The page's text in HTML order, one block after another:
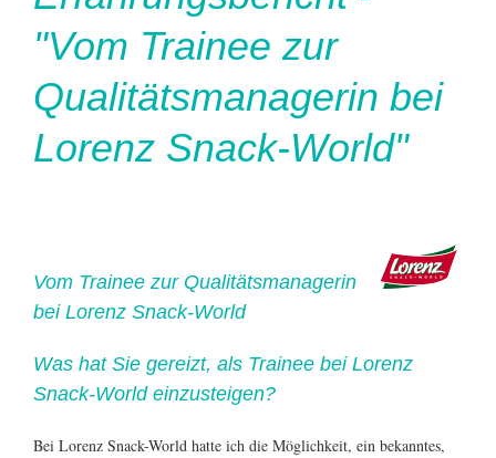
"Vom Trainee zur
Qualitätsmanagerin bei
Lorenz Snack-World"
Vom Trainee zur Qualitätsmanagerin
bei Lorenz Snack-World
Was hat Sie gereizt, als Trainee bei Lorenz
Snack-World einzusteigen?
Bei Lorenz Snack-World hatte ich die Möglichkeit, ein bekanntes,